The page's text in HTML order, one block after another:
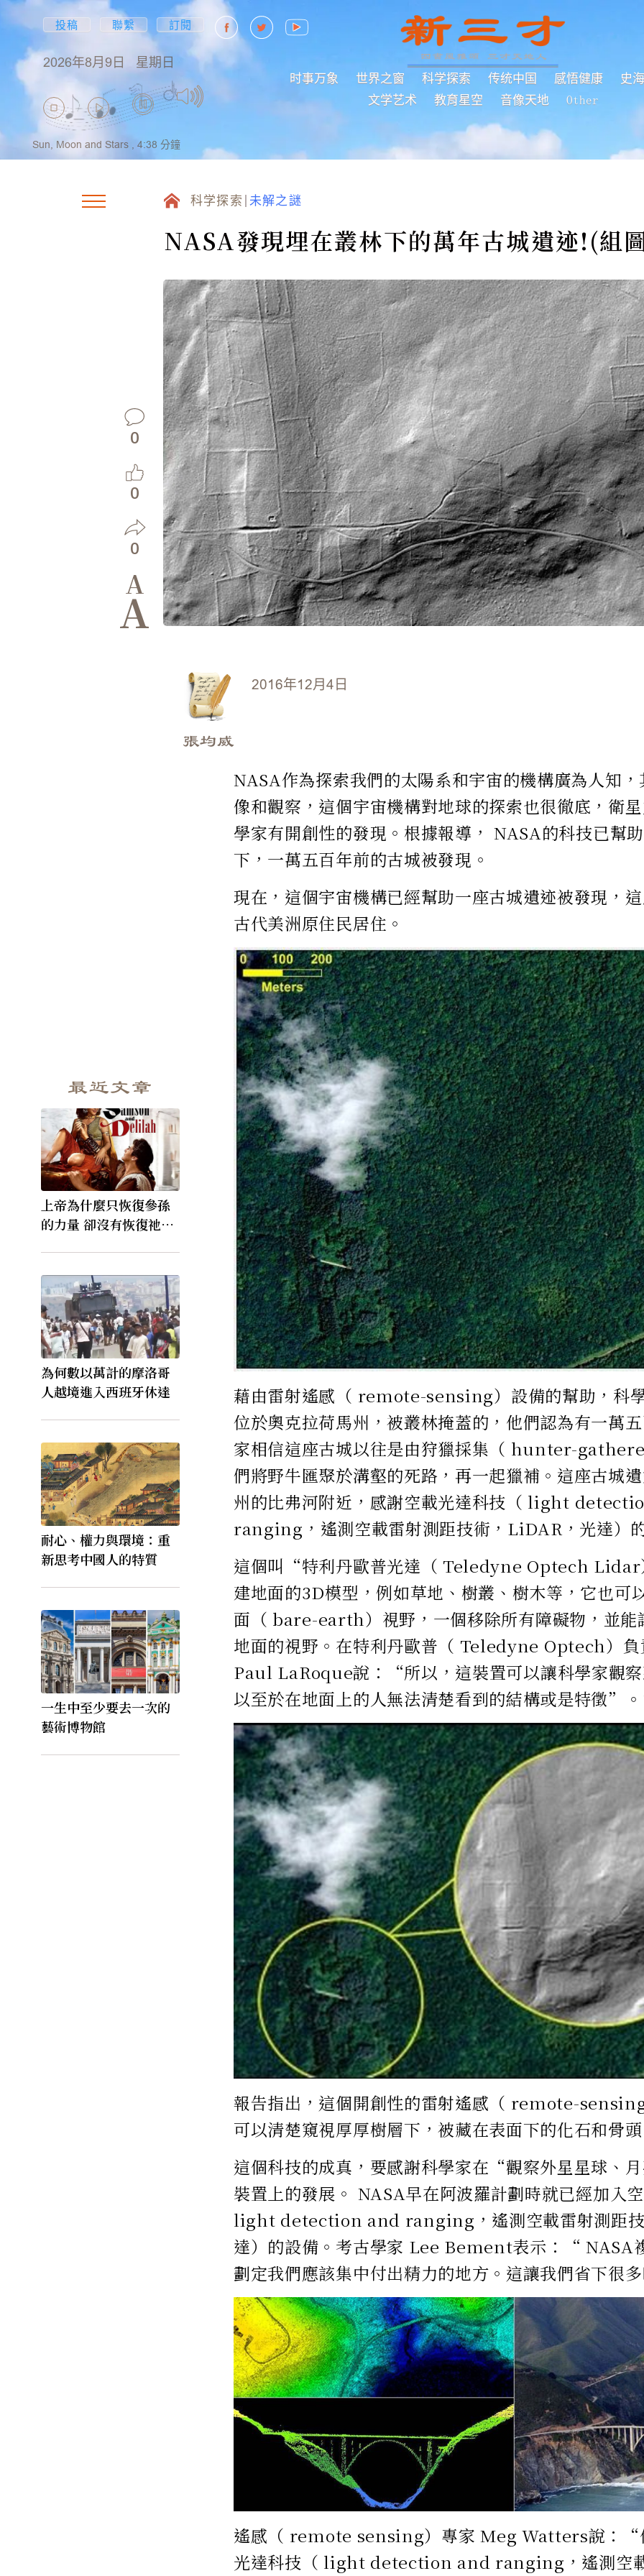
投稿 聯繫 訂閱
2026年8月9日 星期日
时事万象 世界之窗 科学探索 传统中国 感悟健康
史
文学艺术
教育星空 音像天地 Other
Sun, Moon and Stars , 4:38 分鐘
科学探索 未解之謎
NASA發現埋在叢林下的萬年古城遺迹!(組
0
0
0
A
A
最近文章
上帝為什麼只恢復參孫
的力量 卻沒有恢復祂的
為何數以萬計的摩洛哥
人越境進入西班牙休達
耐心、權力與環境：重
新思考中國人的特質
一生中至少要去一次的
藝術博物館
2016年12月4日
張均威
NASA作為探索我們的太陽系和宇宙的機構廣為人知
像和觀察，這個宇宙機構對地球的探索也很徹底，衛
學家有開創性的發現。根據報導， NASA的科技已幫
下，一萬五百年前的古城被發現。
現在，這個宇宙機構已經幫助一座古城遺迹被發現，
古代美洲原住民居住。
藉由雷射遙感（ remote-sensing）設備的幫助，科
位於奧克拉荷馬州，被叢林掩蓋的，他們認為有一萬
家相信這座古城以往是由狩獵採集（ hunter-
們將野牛匯聚於溝壑的死路，再一起獵補。這座古城
州的比弗河附近，感謝空載光達科技（ light
ranging，遙測空載雷射測距技術，LiDAR，光達）
這個叫“特利丹歐普光達（ Teledyne Optech
建地面的3D模型，例如草地、樹叢、樹木等，它也可
面（ bare-earth）視野，一個移除所有障礙物，並能
地面的視野。在特利丹歐普（ Teledyne Optech）負
Paul LaRoque說：“所以，這裝置可以讓科學家觀
以至於在地面上的人無法清楚看到的結構或是特徵”
報告指出，這個開創性的雷射遙感（ remote-
可以清楚窺視厚厚樹層下，被藏在表面下的化石和骨
這個科技的成真，要感謝科學家在“觀察外星星球、
裝置上的發展。 NASA早在阿波羅計劃時就已經加入
light detection and ranging，遙測空載雷射測距
達）的設備。考古學家 Lee Bement表示：“ NASA
劃定我們應該集中付出精力的地方。這讓我們省下很
遙感（ remote sensing）專家 Meg Watters說：“
光達科技（ light detection and ranging，遙測空